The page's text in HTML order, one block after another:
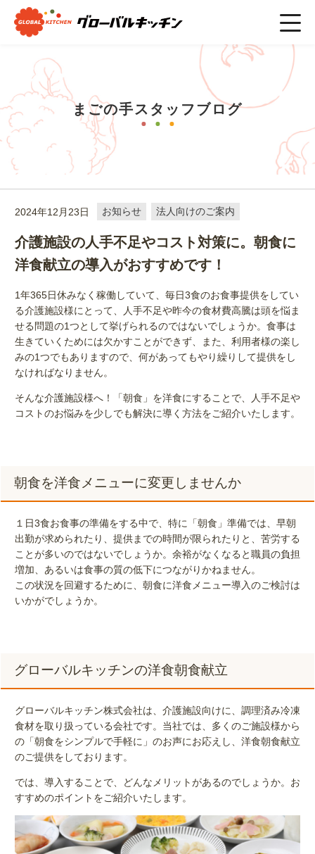
ホーム>まごの手スタッフブログ>お知らせ
介護施設の人手
不足やコスト対策に。朝食に洋食献立の導入がおすすめです！
まごの手スタッフブログ
2024年12月23日 お知らせ 法人向けのご案内
介護施設の人手不足やコスト対策に。朝食に
洋食献立の導入がおすすめです！
1年365日休みなく稼働していて、毎日3食のお食事提供をしてい
る介護施設様にとって、人手不足や昨今の食材費高騰は頭を悩ま
せる問題の1つとして挙げられるのではないでしょうか。食事は
生きていくためには欠かすことができず、また、利用者様の楽し
みの1つでもありますので、何があってもやり繰りして提供をし
なければなりません。
そんな介護施設様へ！「朝食」を洋食にすることで、人手不足や
コストのお悩みを少しでも解決に導く方法をご紹介いたします。
朝食を洋食メニューに変更しませんか
１日3食お食事の準備をする中で、 特に「朝食」準備では、早朝
出勤が求められたり、提供までの時間が限られたりと、苦労する
ことが多いのではないでしょうか。余裕がなくなると職員の負担
増加、あるいは食事の質の低下につながりかねません。
この状況を回避するために、朝食に洋食メニュー導入のご検討は
いかがでしょうか。
グローバルキッチンの洋食朝食献立
グローバルキッチン株式会社は、介護施設向けに、調理済み冷凍
食材を取り扱っている会社です。当社では、多くのご施設様から
の「朝食をシンプルで手軽に」のお声にお応えし、洋食朝食献立
のご提供をしております。
では、導入することで、どんなメリットがあるのでしょうか。お
すすめのポイントをご紹介いたします。